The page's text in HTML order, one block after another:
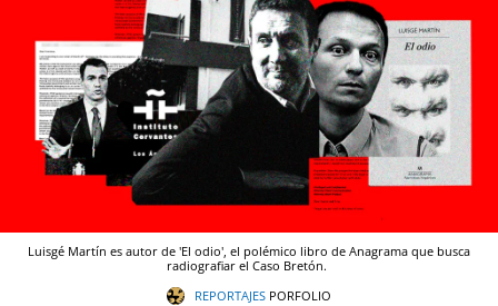
Luisgé Martín es autor de 'El odio', el polémico libro de Anagrama que busca
radiografiar el Caso Bretón.
REPORTAJES PORFOLIO